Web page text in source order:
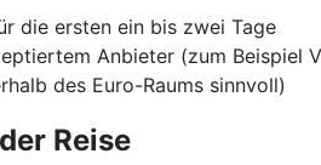
die ersten ein bis zwei Tage
Anbieter (zum Beispiel
des Euro-Raums sinnvoll)
Reise